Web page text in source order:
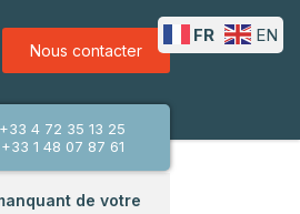
Nous contacter
4 72 35 13 25
1 48 07 87 61
de votre
FR EN